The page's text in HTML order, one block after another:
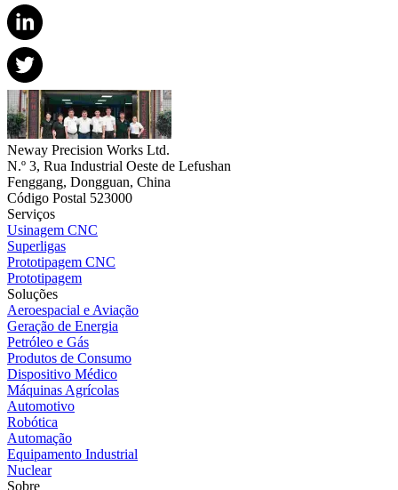
Neway Precision Works Ltd.
N.º 3, Rua Industrial Oeste de Lefushan
Fenggang, Dongguan, China
Código Postal 523000
Serviços
Usinagem CNC
Superligas
Prototipagem CNC
Prototipagem
Soluções
Aeroespacial e Aviação
Geração de Energia
Petróleo e Gás
Produtos de Consumo
Dispositivo Médico
Máquinas Agrícolas
Automotivo
Robótica
Automação
Equipamento Industrial
Nuclear
Sobre